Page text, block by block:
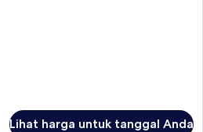
Lihat harga untuk tanggal Anda